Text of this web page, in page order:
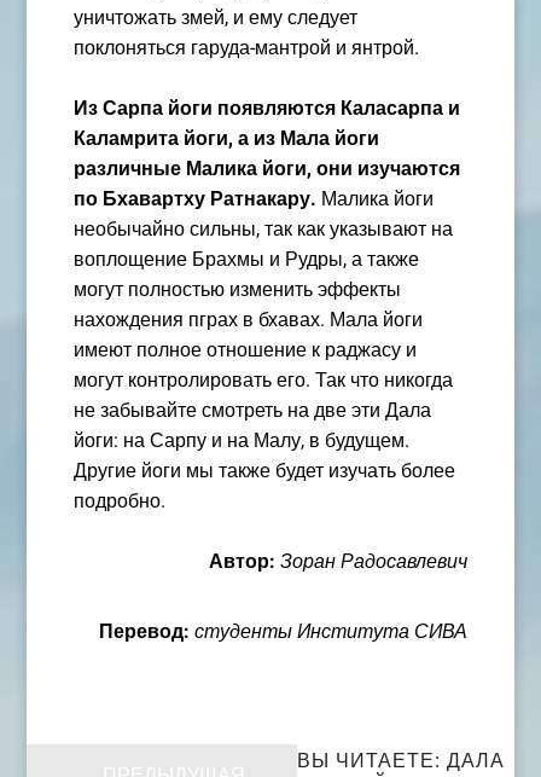
уничтожать змей, и ему следует
поклоняться гаруда-мантрой и янтрой.
Из Сарпа йоги появляются Каласарпа и
Каламрита йоги, а из Мала йоги
различные Малика йоги, они изучаются
по Бхавартху Ратнакару. Малика йоги
необычайно сильны, так как указывают на
воплощение Брахмы и Рудры, а также
могут полностью изменить эффекты
нахождения пграх в бхавах. Мала йоги
имеют полное отношение к раджасу и
могут контролировать его. Так что никогда
не забывайте смотреть на две эти Дала
йоги: на Сарпу и на Малу, в будущем.
Другие йоги мы также будет изучать более
подробно.
Автор: Зоран Радосавлевич
Перевод: студенты Института СИВА
ВЫ ЧИТАЕТЕ: ДАЛА